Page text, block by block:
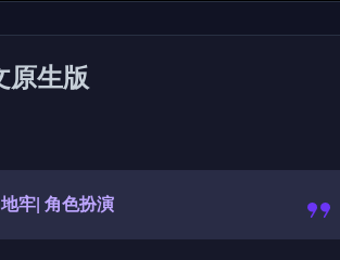
原生版
牢| 角色扮演